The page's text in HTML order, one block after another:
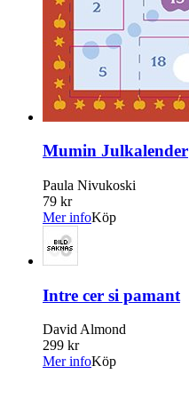
Mumin Julkalender
Paula Nivukoski
79 kr
Mer infoKöp
Intre cer si pamant
David Almond
299 kr
Mer infoKöp